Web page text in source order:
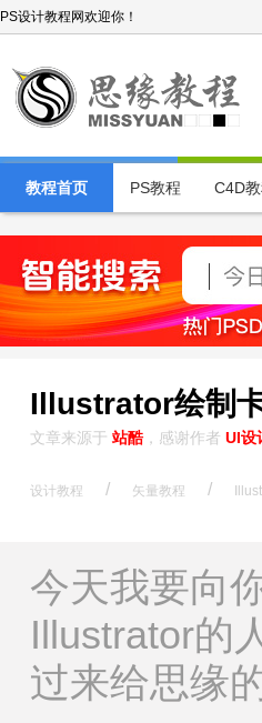
PS设计教程网欢迎你！
教程首页 PS教程 C4D
Illustrator绘制
文章来源于 站酷，感谢作者 UI设
设计教程 / 矢量教程 /
今天我要向
Illustrator的
过来给思缘